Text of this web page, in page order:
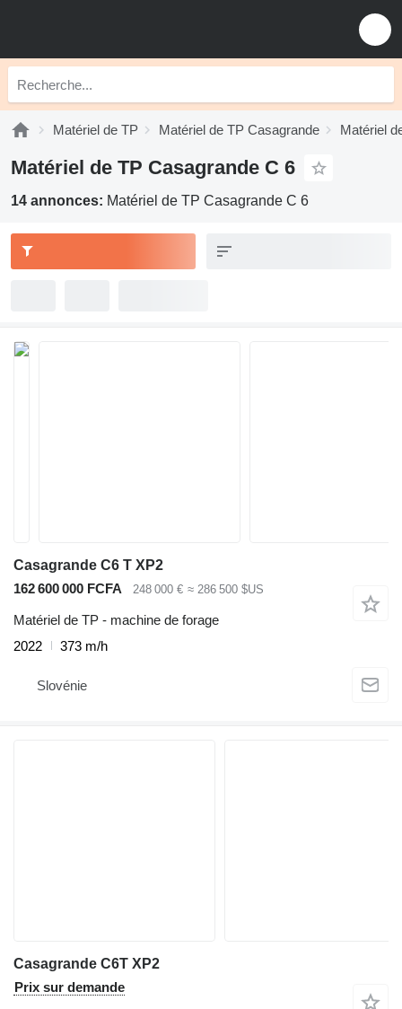
Matériel de TP Matériel de TP Casagrande Matériel
Matériel de TP Casagrande C 6
14 annonces: Matériel de TP Casagrande C 6
Casagrande C6 T XP2
162 600 000 FCFA
248 000 € ≈ 286 500 $US
Matériel de TP - machine de forage
2022
373 m/h
Slovénie
Casagrande C6T XP2
Prix sur demande